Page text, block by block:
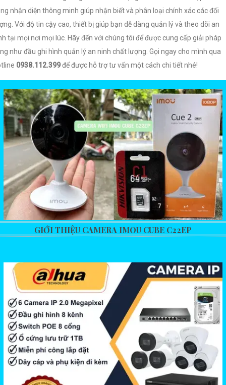
nhận diện thông minh giúp nhận biết và phân loại chính xác các đối
Với độ tin cậy cao, thiết bị giúp bạn dễ dàng quản lý và theo dõi an
tại mọi nơi mọi lúc. Hãy đến với chúng tôi để được cung cấp giải pháp
như đầu ghi hình quản lý an ninh chất lượng. Gọi ngay cho mình qua
0938.112.399để được hỗ trợ tư vấn một cách chi tiết nhé!
GIỚI THIỆU CAMERA IMOU CUBE C22EP